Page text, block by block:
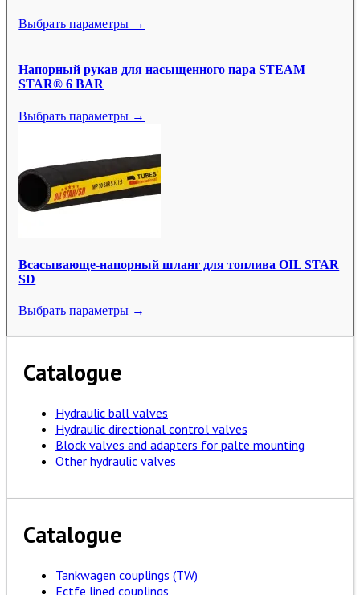
Выбрать параметры →
Напорный рукав для насыщенного пара STEAM
STAR® 6 BAR
Выбрать параметры →
Всасывающе-напорный шланг для топлива OIL STAR
SD
Выбрать параметры →
Catalogue
Hydraulic ball valves
Hydraulic directional control valves
Block valves and adapters for palte mounting
Other hydraulic valves
Catalogue
Tankwagen couplings (TW)
Ectfe lined couplings